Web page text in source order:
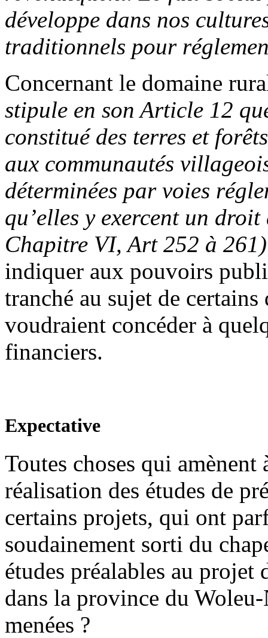
développe dans nos
traditionnels pour
Concernant le domaine
stipule en son Article 12
constitué des terres et
aux communautés
déterminées par voies
qu’elles y exercent un
Chapitre VI, Art 252 à 261)
indiquer aux pouvoirs
tranché au sujet de
voudraient concéder à
financiers.
Expectative
Toutes choses qui amènent
réalisation des études de
certains projets, qui ont
soudainement sorti du
études préalables au projet
dans la province du
menées ?